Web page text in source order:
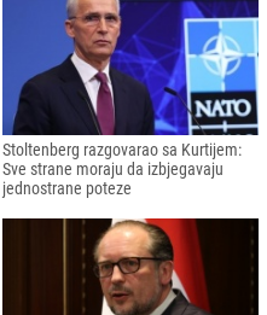
Stoltenberg razgovarao sa Kurtijem:
Sve strane moraju da izbjegavaju
jednostrane poteze